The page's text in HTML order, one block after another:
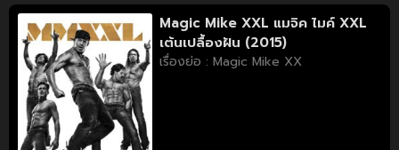
Magic Mike XXL แมจิค ไมค์ XXL
เต้นเปลื้องฝัน (2015)
เรื่องย่อ : Magic Mike XX